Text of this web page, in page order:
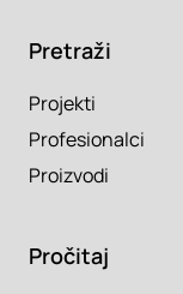
Pretraži
Projekti
Profesionalci
Proizvodi
Pročitaj